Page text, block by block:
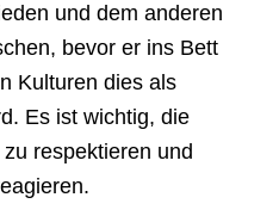
und dem anderen
bevor er ins Bett
Kulturen dies als
Es ist wichtig, die
respektieren und